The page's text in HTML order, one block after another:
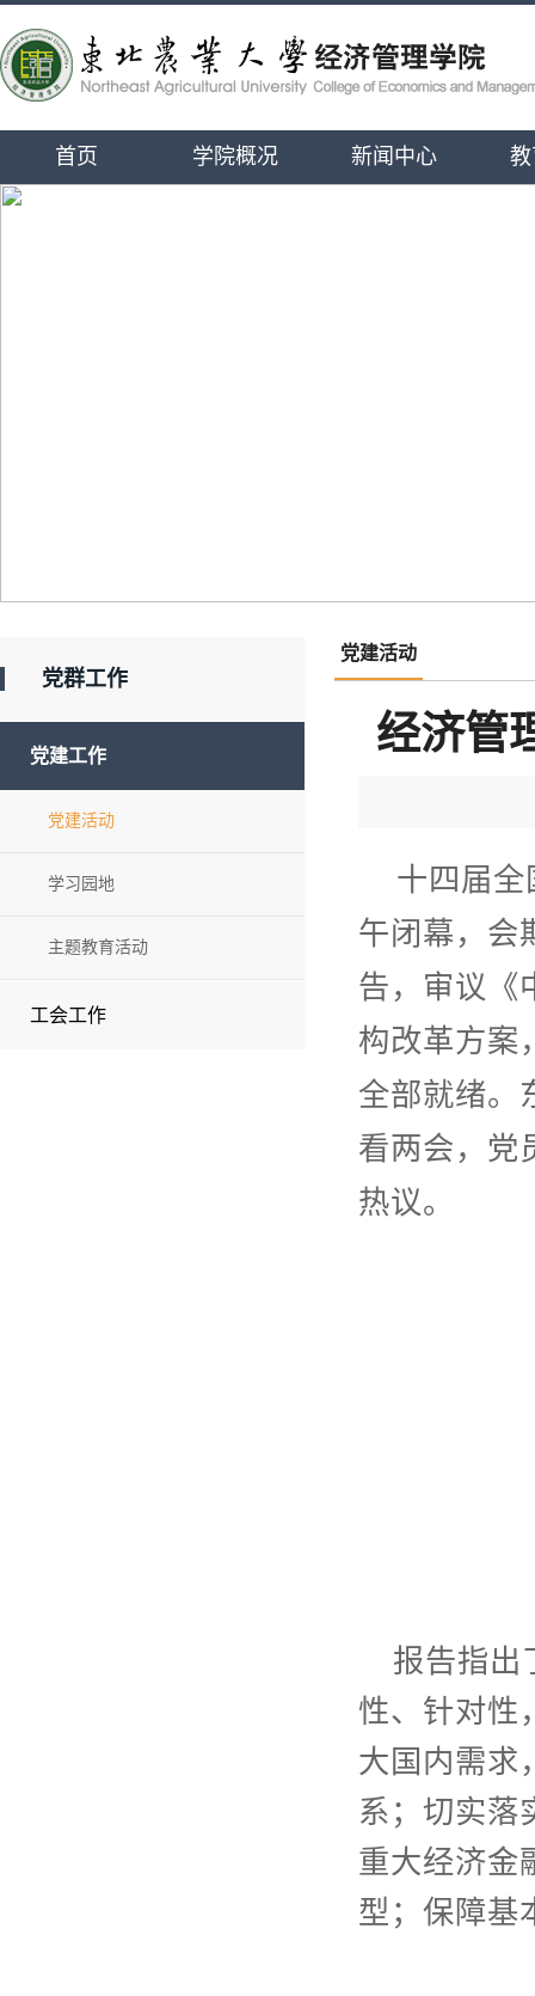
首页 学院概况 新闻中心
党群工作
党建工作
党建活动
学习园地
主题教育活动
工会工作
党建活动
经济管
十四届全
午闭幕，会
告，审议《
构改革方案
全部就绪。
看两会，党
热议。
报告指出
性、针对性
大国内需求
系；切实落
重大经济金
型；保障基